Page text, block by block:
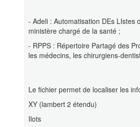
- Adeli : Automatisation DEs LIstes
ministère chargé de la santé ;
- RPPS : Répertoire Partagé des
les médecins, les chirurgiens-
Le fichier permet de localiser les
XY (lambert 2 étendu)
Ilots